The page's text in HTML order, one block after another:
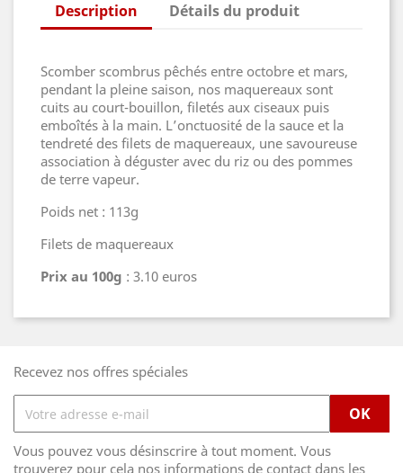
Description Détails du produit
Scomber scombrus pêchés entre octobre et mars,
pendant la pleine saison, nos maquereaux sont
cuits au court-bouillon, filetés aux ciseaux puis
emboîtés à la main. L’onctuosité de la sauce et la
tendreté des filets de maquereaux, une savoureuse
association à déguster avec du riz ou des pommes
de terre vapeur.
Poids net : 113g
Filets de maquereaux
Prix au 100g : 3.10 euros
Recevez nos offres spéciales
Vous pouvez vous désinscrire à tout moment. Vous
trouverez pour cela nos informations de contact dans les